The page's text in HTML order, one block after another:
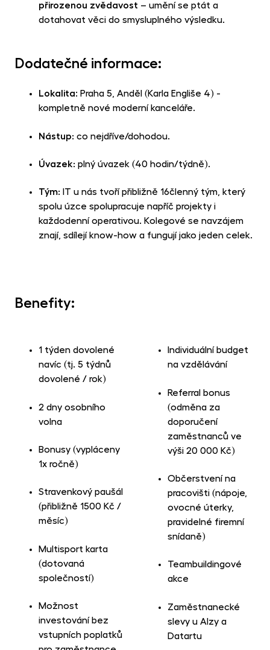
přirozenou zvědavost – umění se ptát a
dotahovat věci do smysluplného výsledku.
Dodatečné informace:
Lokalita: Praha 5, Anděl (Karla Engliše 4) -
kompletně nové moderní kanceláře.
Nástup: co nejdříve/dohodou.
Úvazek: plný úvazek (40 hodin/týdně).
Tým: IT u nás tvoří přibližně 16členný tým, který
spolu úzce spolupracuje napříč projekty i
každodenní operativou. Kolegové se navzájem
znají, sdílejí know-how a fungují jako jeden celek.
Benefity:
1 týden dovolené
navíc (tj. 5 týdnů
dovolené / rok)
2 dny osobního
volna
Bonusy (vypláceny
1x ročně)
Stravenkový paušál
(přibližně 1500 Kč /
měsíc)
Multisport karta
(dotovaná
společností)
Možnost
investování bez
vstupních poplatků
Individuální budget
na vzdělávání
Referral bonus
(odměna za
doporučení
zaměstnanců ve
výši 20 000 Kč)
Občerstvení na
pracovišti (nápoje,
ovocné úterky,
pravidelné firemní
snídaně)
Teambuildingové
akce
Zaměstnanecké
slevy u Alzy a
Datartu